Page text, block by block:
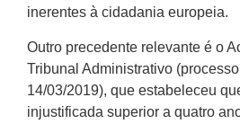
inerentes à cidadania europeia.
Outro precedente relevante é o
Tribunal Administrativo
14/03/2019), que estabeleceu
injustificada superior a quatro